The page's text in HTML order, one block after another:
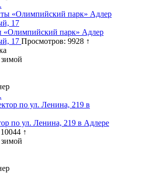
«Олимпийский парк» Адлер
17 Просмотров: 9928 ↑
по ул. Ленина, 219 в Адлере
↑